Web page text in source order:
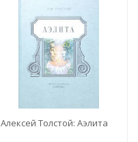
Алексей Толстой: Аэлита